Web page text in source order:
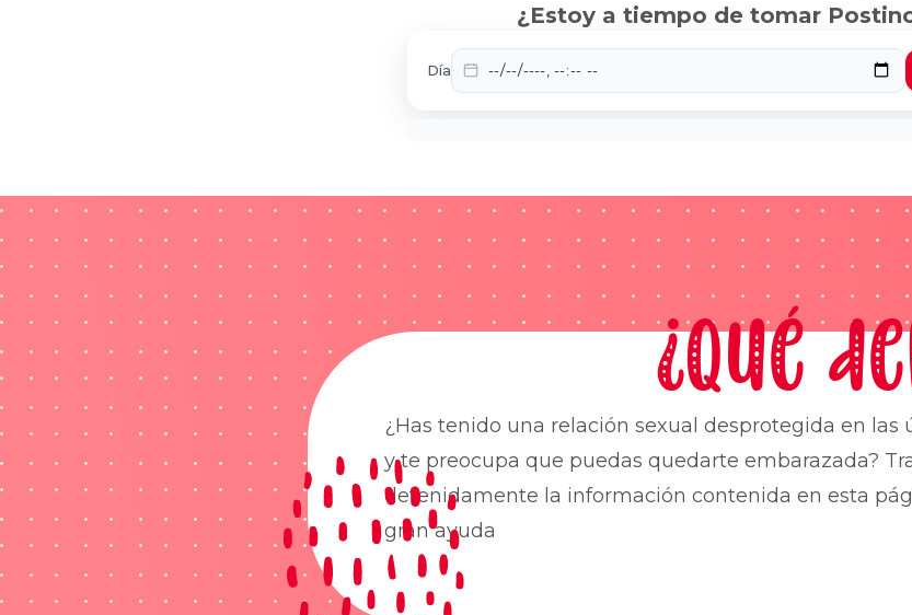
¿Estoy a tiempo de tomar
Día
¿Qué
¿Has tenido una relación sexual desprotegida en las
y te preocupa que puedas quedarte embarazada?
detenidamente la información contenida en esta
gran ayuda